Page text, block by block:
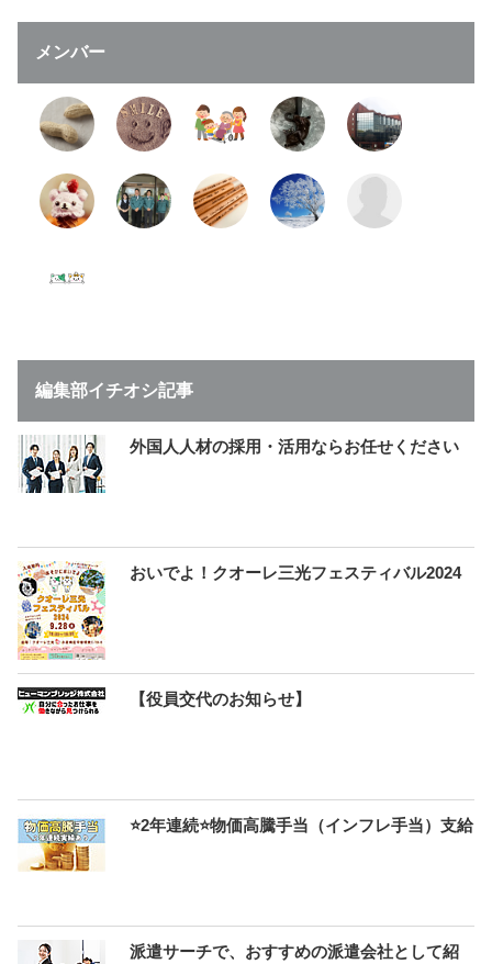
メンバー
編集部イチオシ記事
外国人人材の採用・活用ならお任せください
おいでよ！クオーレ三光フェスティバル2024
【役員交代のお知らせ】
⭐2年連続⭐物価高騰手当（インフレ手当）支給
派遣サーチで、おすすめの派遣会社として紹